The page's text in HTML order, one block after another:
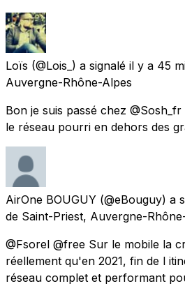
Loïs (@Lois_) a signalé il y a 45
Auvergne-Rhône-Alpes
Bon je suis passé chez
le réseau pourri en dehors des
AirOne BOUGUY (@eBouguy) a
de Saint-Priest, Auvergne-
@Fsorel @free Sur le mobile la
réellement qu'en 2021, fin de l
réseau complet et performant